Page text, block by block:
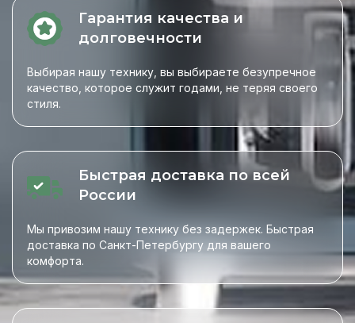
Гарантия качества и
долговечности
Выбирая нашу технику, вы выбираете безупречное
качество, которое служит годами, не теряя своего
стиля.
Быстрая доставка по всей
России
Мы привозим нашу технику без задержек. Быстрая
доставка по Санкт-Петербургу для вашего
комфорта.